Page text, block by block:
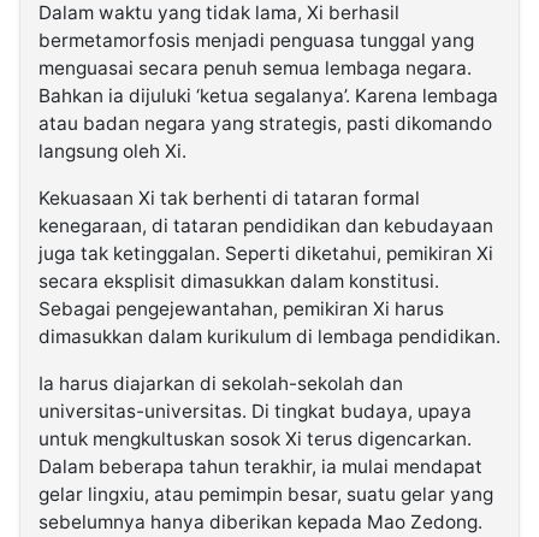
Dalam waktu yang tidak lama, Xi berhasil
bermetamorfosis menjadi penguasa tunggal yang
menguasai secara penuh semua lembaga negara.
Bahkan ia dijuluki ‘ketua segalanya’. Karena lembaga
atau badan negara yang strategis, pasti dikomando
langsung oleh Xi.
Kekuasaan Xi tak berhenti di tataran formal
kenegaraan, di tataran pendidikan dan kebudayaan
juga tak ketinggalan. Seperti diketahui, pemikiran Xi
secara eksplisit dimasukkan dalam konstitusi.
Sebagai pengejewantahan, pemikiran Xi harus
dimasukkan dalam kurikulum di lembaga pendidikan.
Ia harus diajarkan di sekolah-sekolah dan
universitas-universitas. Di tingkat budaya, upaya
untuk mengkultuskan sosok Xi terus digencarkan.
Dalam beberapa tahun terakhir, ia mulai mendapat
gelar lingxiu, atau pemimpin besar, suatu gelar yang
sebelumnya hanya diberikan kepada Mao Zedong.